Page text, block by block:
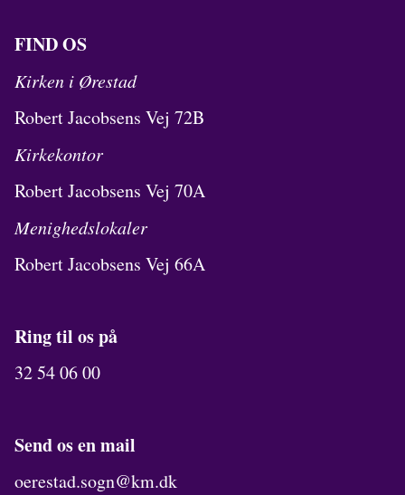
FIND OS
Kirken i Ørestad
Robert Jacobsens Vej 72B
Kirkekontor
Robert Jacobsens Vej 70A
Menighedslokaler
Robert Jacobsens Vej 66A
Ring til os på
32 54 06 00
Send os en mail
oerestad.sogn@km.dk